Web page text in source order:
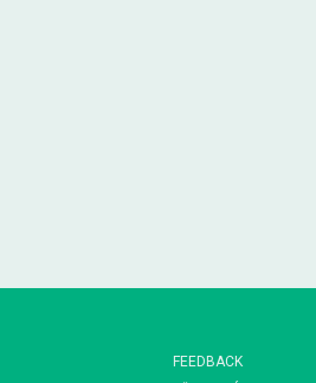
FEEDBACK